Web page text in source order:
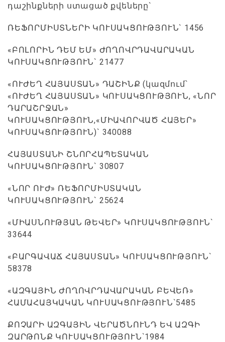
դաշինքների ստացած քվեները`
ՌԵՖՈՐՄԻՍՏՆԵՐԻ ԿՈՒՍԱԿՑՈՒԹՅՈՒՆ` 1456
«ԲՈԼՈՐԻՆ ԴԵՄ ԵՄ» ԺՈՂՈՎՐԴԱՎԱՐԱԿԱՆ
ԿՈՒՍԱԿՑՈՒԹՅՈՒՆ` 21477
«ՈՒԺԵՂ ՀԱՅԱՍՏԱՆ» ԴԱՇԻՆՔ (կազմում՝
«ՈՒԺԵՂ ՀԱՅԱՍՏԱՆ» ԿՈՒՍԱԿՑՈՒԹՅՈՒՆ, «ՆՈՐ
ԴԱՐԱՇՐՋԱՆ»
ԿՈՒՍԱԿՑՈՒԹՅՈՒՆ,«ՄԻԱՎՈՐՎԱԾ ՀԱՅԵՐ»
ԿՈՒՍԱԿՑՈՒԹՅՈՒՆ)` 340088
ՀԱՅԱՍՏԱՆԻ ՇՆՈՐՀԱՊԵՏԱԿԱՆ
ԿՈՒՍԱԿՑՈՒԹՅՈՒՆ` 30807
«ՆՈՐ ՈՒԺ» ՌԵՖՈՐՄԻՍՏԱԿԱՆ
ԿՈՒՍԱԿՑՈՒԹՅՈՒՆ` 25624
«ՄԻԱՍՆՈՒԹՅԱՆ ԹԵՎԵՐ» ԿՈՒՍԱԿՑՈՒԹՅՈՒՆ`
33644
«ԲԱՐԳԱՎԱՃ ՀԱՅԱՍՏԱՆ» ԿՈՒՍԱԿՑՈՒԹՅՈՒՆ`
58378
«ԱԶԳԱՅԻՆ ԺՈՂՈՎՐԴԱՎԱՐԱԿԱՆ ԲԵՎԵՌ»
ՀԱՄԱՀԱՅԿԱԿԱՆ ԿՈՒՍԱԿՑՈՒԹՅՈՒՆ`5485
ՔՈՉԱՐԻ ԱԶԳԱՅԻՆ ՎԵՐԱԾՆՈՒՆԴ ԵՎ ԱԶԳԻ
ԶԱՐԹՈՆՔ ԿՈՒՍԱԿՑՈՒԹՅՈՒՆ`1984